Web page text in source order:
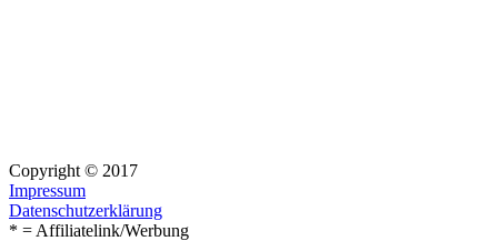
Copyright © 2017
Impressum
Datenschutzerklärung
* = Affiliatelink/Werbung